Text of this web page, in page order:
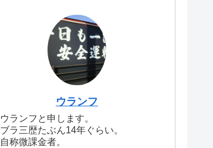
ウランフ
ウランフと申します。
ブラ三歴たぶん14年ぐらい。
自称微課金者。